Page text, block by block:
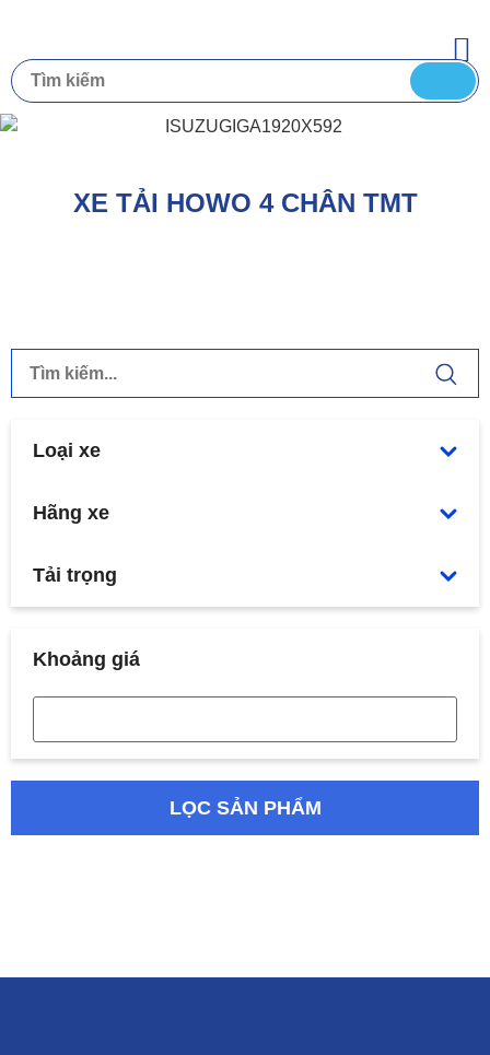
XE TẢI HOWO 4 CHÂN TMT
Loại xe
Hãng xe
Tải trọng
Khoảng giá
LỌC SẢN PHẨM